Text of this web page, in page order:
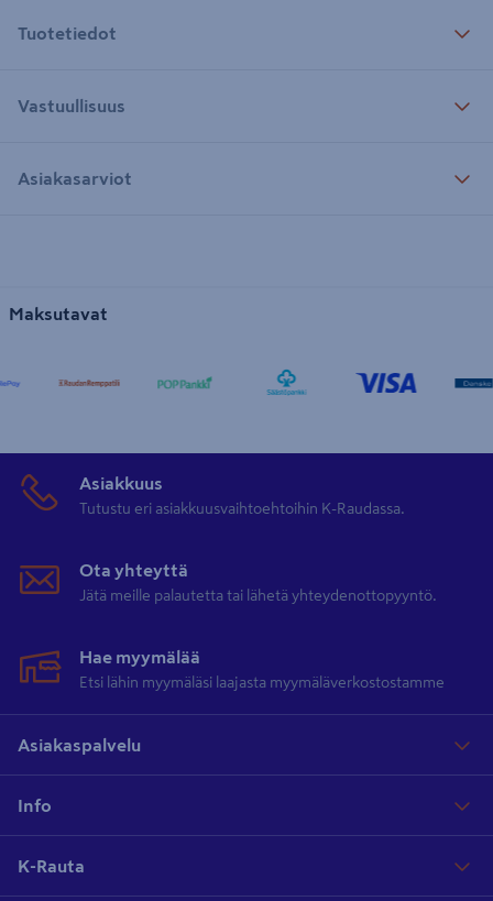
Tuotetiedot
Vastuullisuus
Asiakasarviot
Maksutavat
Asiakkuus
Tutustu eri asiakkuusvaihtoehtoihin K-Raudassa.
Ota yhteyttä
Jätä meille palautetta tai lähetä yhteydenottopyyntö.
Hae myymälää
Etsi lähin myymäläsi laajasta myymäläverkostostamme
Asiakaspalvelu
Info
K-Rauta